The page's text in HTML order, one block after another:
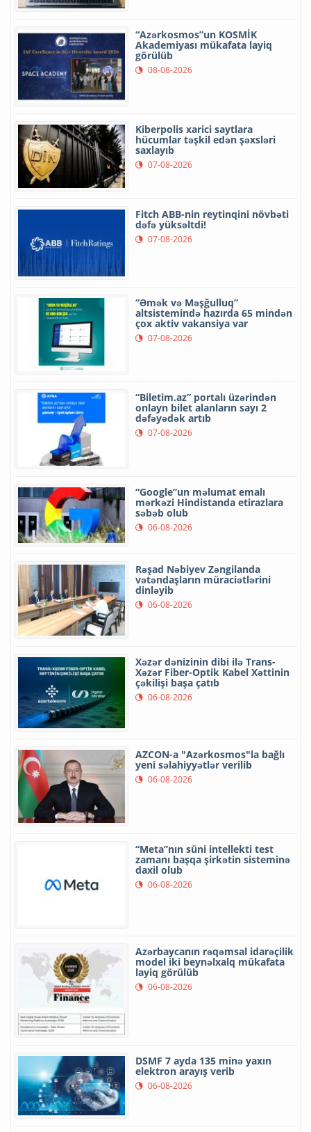
“Azərkosmos”un KOSMİK
Akademiyası mükafata layiq
görülüb
08-08-2026
Kiberpolis xarici saytlara
hücumlar təşkil edən şəxsləri
saxlayıb
07-08-2026
Fitch ABB-nin reytinqini növbəti
dəfə yüksəltdi!
07-08-2026
“Əmək və Məşğulluq”
altsistemində hazırda 65 mindən
çox aktiv vakansiya var
07-08-2026
“Biletim.az” portalı üzərindən
onlayn bilet alanların sayı 2
dəfəyədək artıb
07-08-2026
“Google”un məlumat emalı
mərkəzi Hindistanda etirazlara
səbəb olub
06-08-2026
Rəşad Nəbiyev Zəngilanda
vətəndaşların müraciətlərini
dinləyib
06-08-2026
Xəzər dənizinin dibi ilə Trans-
Xəzər Fiber-Optik Kabel Xəttinin
çəkilişi başa çatıb
06-08-2026
AZCON-a "Azərkosmos"la bağlı
yeni səlahiyyətlər verilib
06-08-2026
“Meta”nın süni intellekti test
zamanı başqa şirkətin sisteminə
daxil olub
06-08-2026
Azərbaycanın rəqəmsal idarəçilik
model iki beynəlxalq mükafata
layiq görülüb
06-08-2026
DSMF 7 ayda 135 minə yaxın
elektron arayış verib
06-08-2026